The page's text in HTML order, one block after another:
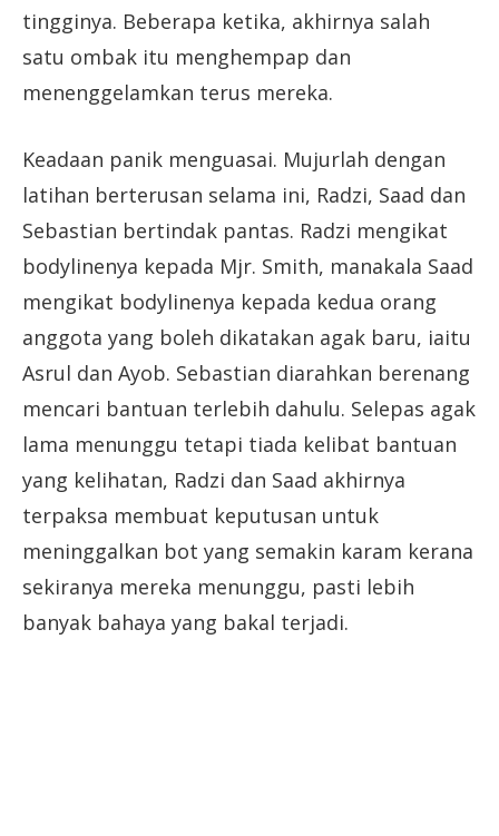
tingginya. Beberapa ketika, akhirnya salah
satu ombak itu menghempap dan
menenggelamkan terus mereka.
Keadaan panik menguasai. Mujurlah dengan
latihan berterusan selama ini, Radzi, Saad dan
Sebastian bertindak pantas. Radzi mengikat
bodylinenya kepada Mjr. Smith, manakala Saad
mengikat bodylinenya kepada kedua orang
anggota yang boleh dikatakan agak baru, iaitu
Asrul dan Ayob. Sebastian diarahkan berenang
mencari bantuan terlebih dahulu. Selepas agak
lama menunggu tetapi tiada kelibat bantuan
yang kelihatan, Radzi dan Saad akhirnya
terpaksa membuat keputusan untuk
meninggalkan bot yang semakin karam kerana
sekiranya mereka menunggu, pasti lebih
banyak bahaya yang bakal terjadi.